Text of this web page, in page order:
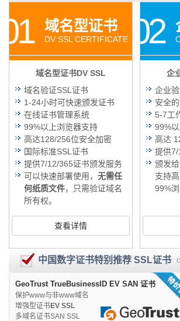
01 域名型证书
DV SSL CERTIFICATE
域名型证书DV SSL
域名验证SSL证书
1-24小时可快速颁发证书
在线证书管理系统
99%以上浏览器支持
高达128/256位安全加密
国际标准SSL证书
提供7/12/365证书颁发服务
可以快速部署使用， 无需任
何纸质文件，只需验证域名
所有权。
查看详情
02
企
企业
安全
5-7工
99%
高达
提供
颁发
支持
99%
中国数字证书特别推荐 SSL证书
GeoTrust TrueBusinessID EV SAN 证书
保护www与非www域名
增强型证书EV SSL
多域名证书SAN SSL